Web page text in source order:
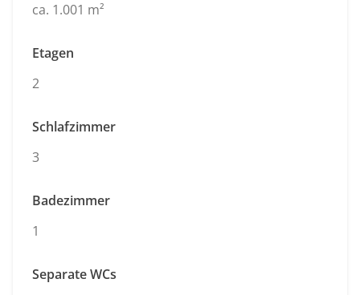
ca. 1.001 m²
Etagen
2
Schlafzimmer
3
Badezimmer
1
Separate WCs